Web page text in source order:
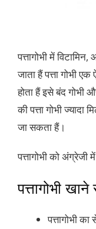
पत्तागोभी में
जाता हैं पत्ता गोभी
होता हैं इसे बंद गोभी
की पत्ता गोभी
जा सकता हैं।
पत्तागोभी को
पत्तागोभी
पत्तागोभी